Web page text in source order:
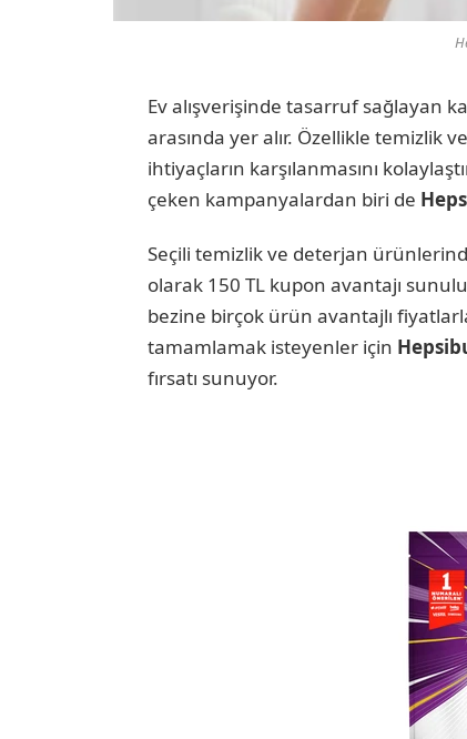
Ev alışverişinde tasarruf sağlayan
arasında yer alır. Özellikle temizlik
ihtiyaçların karşılanmasını
çeken kampanyalardan biri de
Seçili temizlik ve deterjan
olarak 150 TL kupon avantajı
bezine birçok ürün avantajlı
tamamlamak isteyenler için
fırsatı sunuyor.